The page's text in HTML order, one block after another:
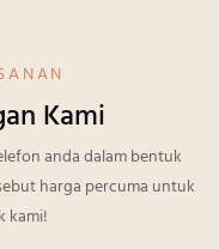
Kami
anda dalam bentuk
harga percuma untuk
kami!